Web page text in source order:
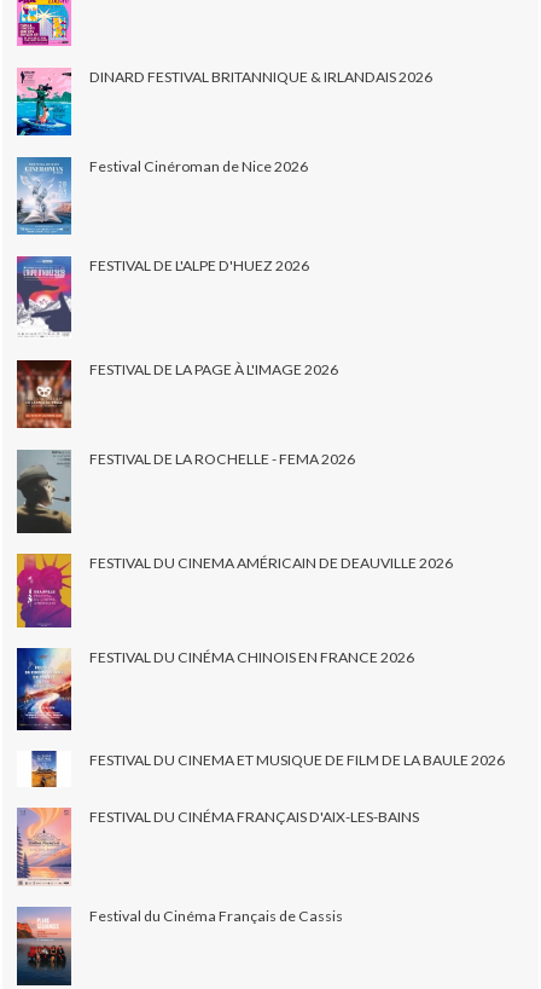
DINARD FESTIVAL BRITANNIQUE & IRLANDAIS 2026
Festival Cinéroman de Nice 2026
FESTIVAL DE L'ALPE D'HUEZ 2026
FESTIVAL DE LA PAGE À L'IMAGE 2026
FESTIVAL DE LA ROCHELLE - FEMA 2026
FESTIVAL DU CINEMA AMÉRICAIN DE DEAUVILLE 2026
FESTIVAL DU CINÉMA CHINOIS EN FRANCE 2026
FESTIVAL DU CINEMA ET MUSIQUE DE FILM DE LA BAULE 2026
FESTIVAL DU CINÉMA FRANÇAIS D'AIX-LES-BAINS
Festival du Cinéma Français de Cassis